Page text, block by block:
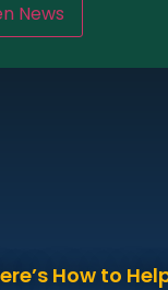
News
How to